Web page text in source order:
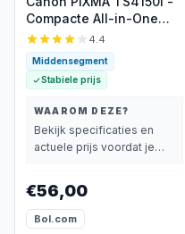
Compacte All-in-One
Inkjetprinter Wi-Fi
4.4
Middensegment
Stabiele prijs
WAAROM DEZE?
Bekijk specificaties en
actuele prijs voordat je
€56,00
Bol.com